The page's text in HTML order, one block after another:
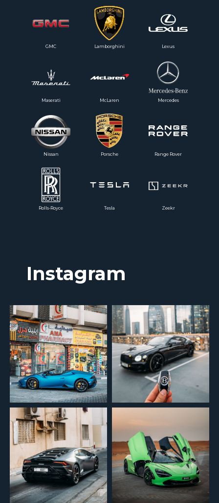
Zeekr
GMC
Porsche Range Rover
Tesla
Nissan
Rolls-Royce
Mercedes
McLaren
Maserati
Lexus
Lamborghini
Instagram